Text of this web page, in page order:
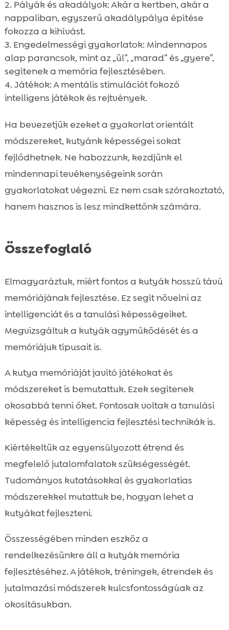
Pályák és akadályok: Akár a kertben, akár a
nappaliban, egyszerű akadálypálya építése
fokozza a kihívást.
Engedelmességi gyakorlatok: Mindennapos
alap parancsok, mint az „ül”, „marad” és „gyere”,
segítenek a memória fejlesztésében.
Játékok: A mentális stimulációt fokozó
intelligens játékok és rejtvények.
Ha bevezetjük ezeket a gyakorlat orientált
módszereket, kutyánk képességei sokat
fejlődhetnek. Ne habozzunk, kezdjünk el
mindennapi tevékenységeink során
gyakorlatokat végezni. Ez nem csak szórakoztató,
hanem hasznos is lesz mindkettőnk számára.
Összefoglaló
Elmagyaráztuk, miért fontos a kutyák hosszú távú
memóriájának fejlesztése. Ez segít növelni az
intelligenciát és a tanulási képességeiket.
Megvizsgáltuk a kutyák agyműködését és a
memóriájuk típusait is.
A kutya memóriáját javító játékokat és
módszereket is bemutattuk. Ezek segítenek
okosabbá tenni őket. Fontosak voltak a tanulási
képesség és intelligencia fejlesztési technikák is.
Kiértékeltük az egyensúlyozott étrend és
megfelelő jutalomfalatok szükségességét.
Tudományos kutatásokkal és gyakorlatias
módszerekkel mutattuk be, hogyan lehet a
kutyákat fejleszteni.
Összességében minden eszköz a
rendelkezésünkre áll a kutyák memória
fejlesztéséhez. A játékok, tréningek, étrendek és
jutalmazási módszerek kulcsfontosságúak az
okosításukban.